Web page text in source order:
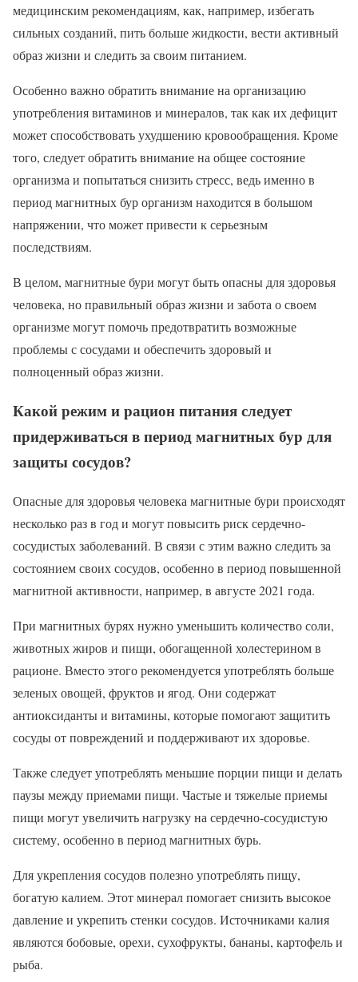
медицинским рекомендациям, как, например, избегать
сильных созданий, пить больше жидкости, вести активный
образ жизни и следить за своим питанием.
Особенно важно обратить внимание на организацию
употребления витаминов и минералов, так как их дефицит
может способствовать ухудшению кровообращения. Кроме
того, следует обратить внимание на общее состояние
организма и попытаться снизить стресс, ведь именно в
период магнитных бур организм находится в большом
напряжении, что может привести к серьезным
последствиям.
В целом, магнитные бури могут быть опасны для здоровья
человека, но правильный образ жизни и забота о своем
организме могут помочь предотвратить возможные
проблемы с сосудами и обеспечить здоровый и
полноценный образ жизни.
Какой режим и рацион питания следует
придерживаться в период магнитных бур для
защиты сосудов?
Опасные для здоровья человека магнитные бури происходят
несколько раз в год и могут повысить риск сердечно-
сосудистых заболеваний. В связи с этим важно следить за
состоянием своих сосудов, особенно в период повышенной
магнитной активности, например, в августе 2021 года.
При магнитных бурях нужно уменьшить количество соли,
животных жиров и пищи, обогащенной холестерином в
рационе. Вместо этого рекомендуется употреблять больше
зеленых овощей, фруктов и ягод. Они содержат
антиоксиданты и витамины, которые помогают защитить
сосуды от повреждений и поддерживают их здоровье.
Также следует употреблять меньшие порции пищи и делать
паузы между приемами пищи. Частые и тяжелые приемы
пищи могут увеличить нагрузку на сердечно-сосудистую
систему, особенно в период магнитных бурь.
Для укрепления сосудов полезно употреблять пищу,
богатую калием. Этот минерал помогает снизить высокое
давление и укрепить стенки сосудов. Источниками калия
являются бобовые, орехи, сухофрукты, бананы, картофель и
рыба.